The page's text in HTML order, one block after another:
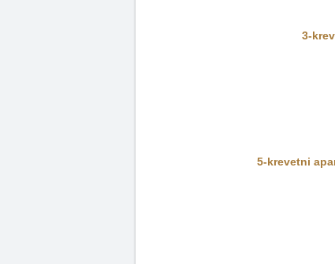
3-
5-krevetni